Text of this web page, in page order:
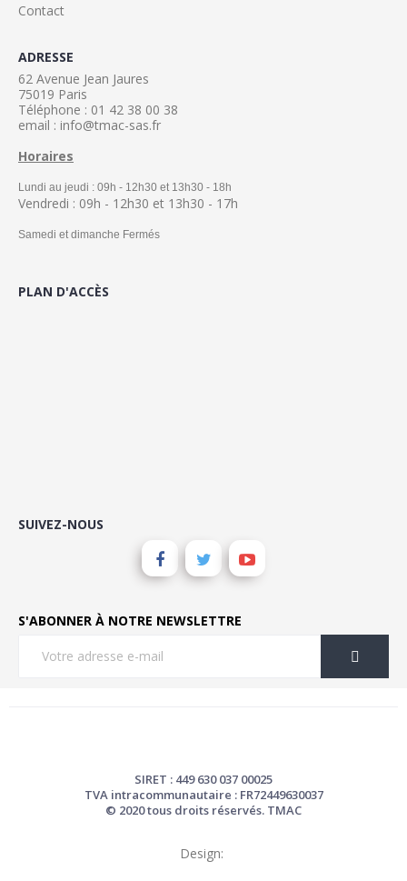
Contact
ADRESSE
62 Avenue Jean Jaures
75019 Paris
Téléphone : 01 42 38 00 38
email : info@tmac-sas.fr
Horaires
Lundi au jeudi : 09h - 12h30 et 13h30 - 18h
Vendredi : 09h - 12h30 et 13h30 - 17h
Samedi et dimanche Fermés
PLAN D'ACCÈS
SUIVEZ-NOUS
S'ABONNER À NOTRE NEWSLETTRE
SIRET : 449 630 037 00025
TVA intracommunautaire : FR72449630037
© 2020 tous droits réservés. TMAC
Design: